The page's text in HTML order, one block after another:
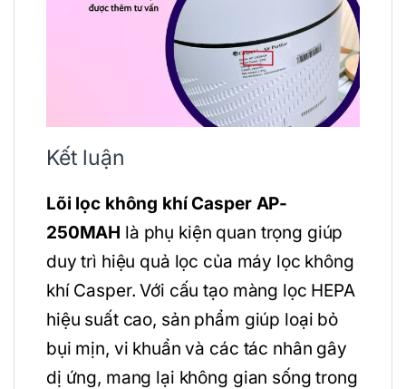
Kết luận
Lõi lọc không khí Casper AP-
250MAH là phụ kiện quan trọng giúp
duy trì hiệu quả lọc của máy lọc không
khí Casper. Với cấu tạo màng lọc HEPA
hiệu suất cao, sản phẩm giúp loại bỏ
bụi mịn, vi khuẩn và các tác nhân gây
dị ứng, mang lại không gian sống trong